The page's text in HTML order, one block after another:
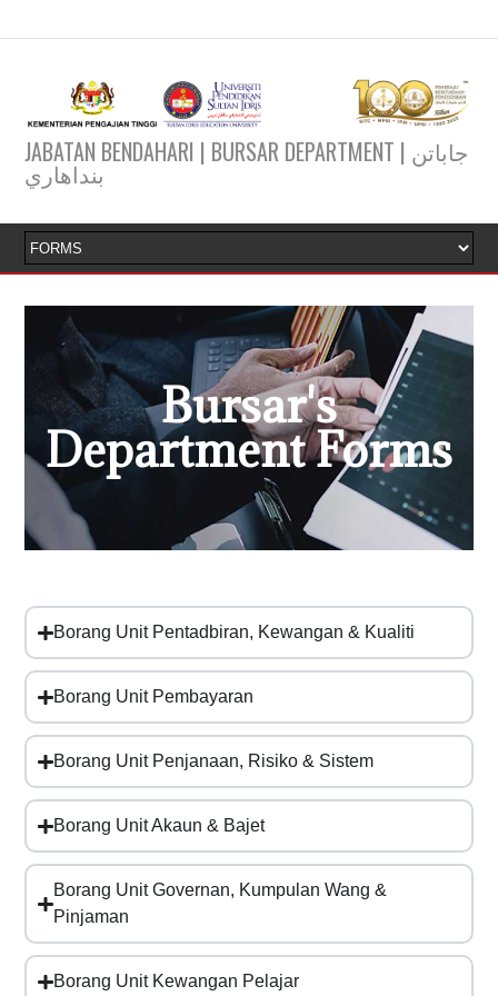
JABATAN BENDAHARI | BURSAR DEPARTMENT | جاباتن
بنداهاري
Bursar's
Department Forms
Borang Unit Pentadbiran, Kewangan & Kualiti
Borang Unit Pembayaran
Borang Unit Penjanaan, Risiko & Sistem
Borang Unit Akaun & Bajet
Borang Unit Governan, Kumpulan Wang &
Pinjaman
Borang Unit Kewangan Pelajar